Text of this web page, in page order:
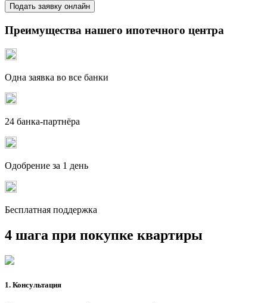
Подать заявку онлайн
Преимущества нашего ипотечного центра
Одна заявка во все банки
24 банка-партнёра
Одобрение за 1 день
Бесплатная поддержка
4 шага при покупке квартиры
1. Консультация